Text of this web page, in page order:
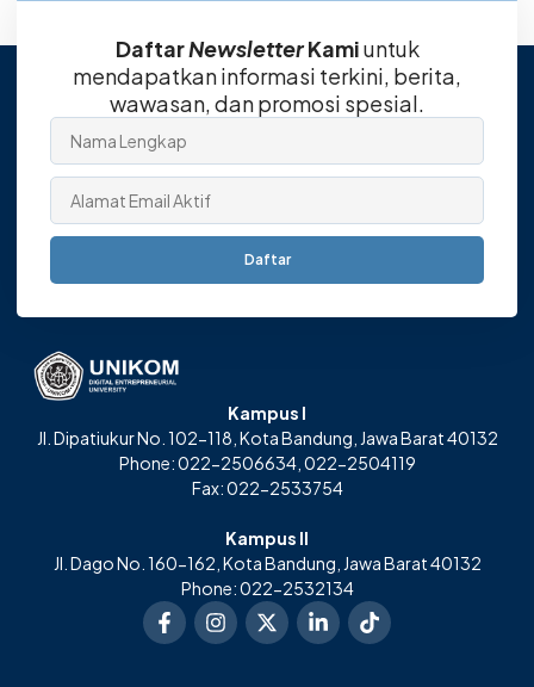
DaftarNewsletterKamiuntuk
mendapatkan informasi terkini, berita,
wawasan, dan promosi spesial.
Daftar
Kampus I
Jl. Dipatiukur No. 102-118, Kota Bandung, Jawa Barat 40132
Phone: 022-2506634, 022-2504119
Fax: 022-2533754
Kampus II
Jl. Dago No. 160-162, Kota Bandung, Jawa Barat 40132
Phone: 022-2532134